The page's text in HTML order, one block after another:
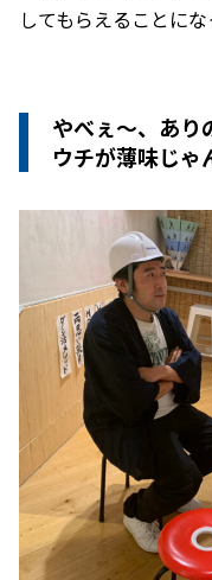
してもらえることにな
やべぇ〜、あり
ウチが薄味じゃ